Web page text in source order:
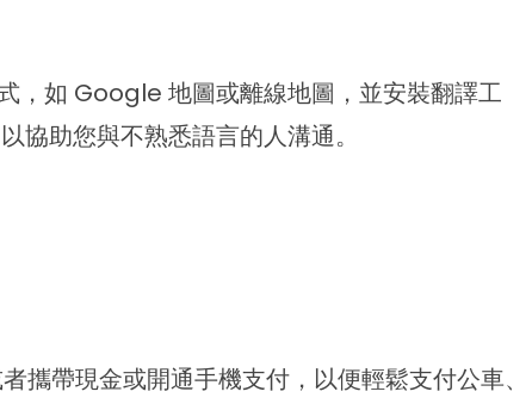
，如 Google 地圖或離線地圖，並安裝翻譯工
協助您與不熟悉語言的人溝通。
攜帶現金或開通手機支付，以便輕鬆支付公車、